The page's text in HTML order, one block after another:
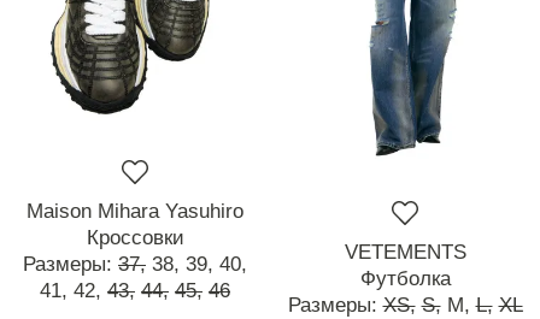
Maison Mihara Yasuhiro
Кроссовки
Размеры: 37, 38, 39, 40,
41, 42, 43, 44, 45, 46
VETEMENTS
Футболка
Размеры:XS, S, M, L, XL